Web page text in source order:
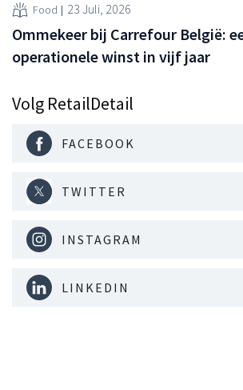
Food 23 Juli, 2026
Ommekeer bij Carrefour België:
operationele winst in vijf jaar
Volg RetailDetail
FACEBOOK
TWITTER
INSTAGRAM
LINKEDIN